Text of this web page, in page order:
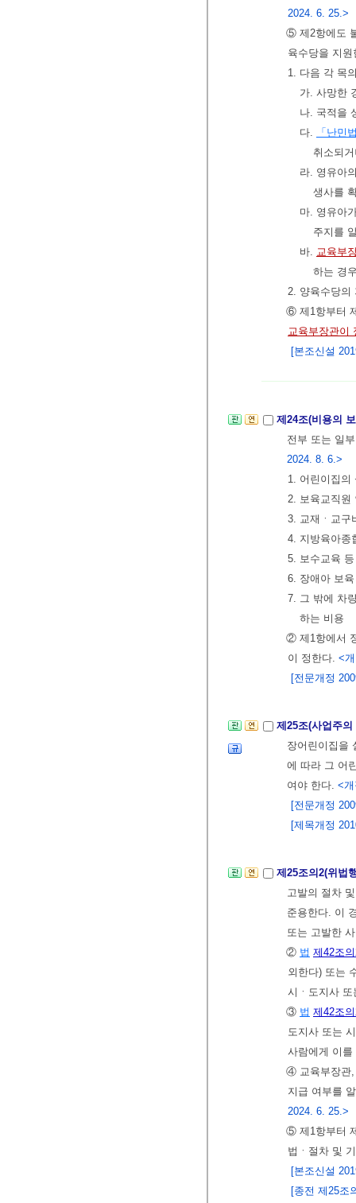
2024. 6. 25.>
⑤ 제2항에도
육수당을 지
1. 다음 각 목
가. 사망한
나. 국적을
다.
「난민
취소되
라. 영유아
생사를
마. 영유아
주지를
바.
교육부
하는 경
2. 양육수당의
⑥ 제1항부터
교육부장관이
[본조신설
제24조(비용의
전부 또는 일
2024. 8. 6.>
1. 어린이집의
2. 보육교직원
3. 교재ㆍ교구
4. 지방육아종
5. 보수교육
6. 장애아 보
7. 그 밖에 차
하는 비용
② 제1항에서
이 정한다. <
[전문개정
제25조(사업주
장어린이집을
에 따라 그 어
여야 한다. <
[전문개정
[제목개정
제25조의2(위법
고발의 절차
준용한다. 이
또는 고발한
② 법 제42조
외한다) 또는
시ㆍ도지사
③ 법 제42조
도지사 또는
사람에게 이
④ 교육부장관,
지급 여부를
2024. 6. 25.>
⑤ 제1항부터
법ㆍ절차 및
[본조신설
[종전 제25조